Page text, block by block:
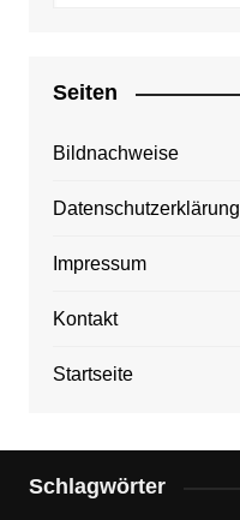
Seiten
Bildnachweise
Datenschutzerklärung
Impressum
Kontakt
Startseite
Schlagwörter